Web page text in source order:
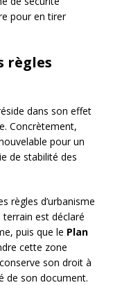
pour en tirer
règles
dans son effet
Concrètement,
pour un
de stabilité des
règles d’urbanisme
est déclaré
puis que le Plan
cette zone
son droit à
de son document.